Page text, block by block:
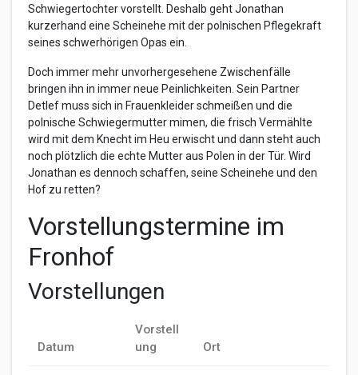
Schwiegertochter vorstellt. Deshalb geht Jonathan
kurzerhand eine Scheinehe mit der polnischen Pflegekraft
seines schwerhörigen Opas ein.
Doch immer mehr unvorhergesehene Zwischenfälle
bringen ihn in immer neue Peinlichkeiten. Sein Partner
Detlef muss sich in Frauenkleider schmeißen und die
polnische Schwiegermutter mimen, die frisch Vermählte
wird mit dem Knecht im Heu erwischt und dann steht auch
noch plötzlich die echte Mutter aus Polen in der Tür. Wird
Jonathan es dennoch schaffen, seine Scheinehe und den
Hof zu retten?
Vorstellungstermine im
Fronhof
Vorstellungen
Datum
Vorstell
ung
Ort